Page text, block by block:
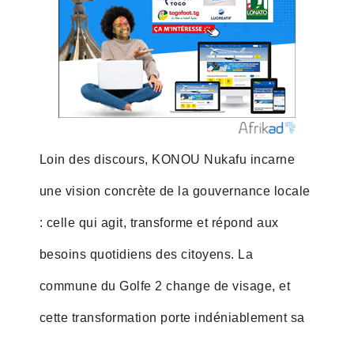
Loin des discours, KONOU Nukafu incarne
une vision concrète de la gouvernance locale
: celle qui agit, transforme et répond aux
besoins quotidiens des citoyens. La
commune du Golfe 2 change de visage, et
cette transformation porte indéniablement sa